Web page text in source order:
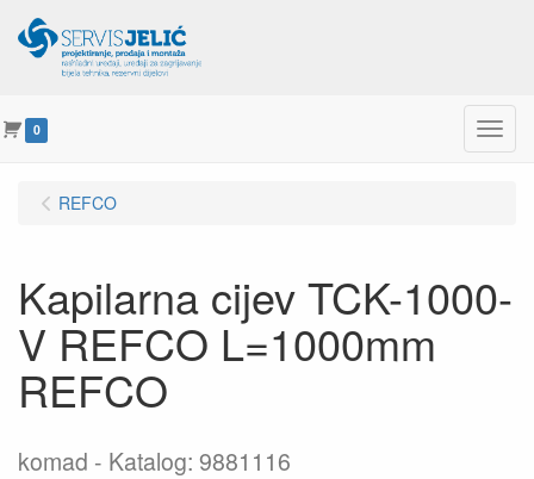
0 Menu
REFCO
Kapilarna cijev TCK-1000-
V REFCO L=1000mm
REFCO
komad Katalog: 9881116